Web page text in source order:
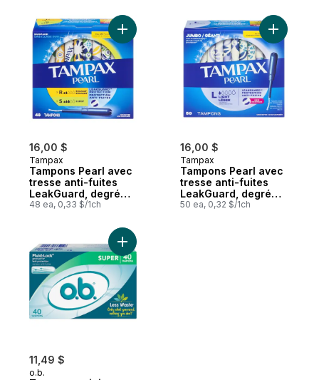
parfumés, 14
tampons
degré d’absorption
régulier, non
parfumés, 14
tampons
16,00 $
Tampax
Tampons Pearl avec
tresse anti-fuites
LeakGuard, degré
d’absorption
paquets multiples,
non parfumés, 48
tampons
48 ea, 0,33 $/1ch
Ajouter Tampons Pearl avec tresse anti-
16,00 $
Tampax
Tampons Pearl avec
tresse anti-fuites
LeakGuard, degré
d’absorption léger,
50 ea, 0,32 $/1ch
Ajouter
11,49 $
o.b.
Ajouter Tampons originaux sans